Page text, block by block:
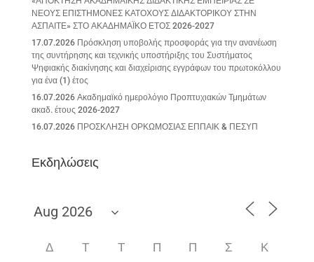
ΝΕΟΥΣ ΕΠΙΣΤΗΜΟΝΕΣ ΚΑΤΟΧΟΥΣ ΔΙΔΑΚΤΟΡΙΚΟΥ ΣΤΗΝ
ΑΣΠΑΙΤΕ» ΣΤΟ ΑΚΑΔΗΜΑΪΚΟ ΕΤΟΣ 2026-2027
17.07.2026 Πρόσκληση υποβολής προσφοράς για την ανανέωση
της συντήρησης και τεχνικής υποστήριξης του Συστήματος
Ψηφιακής διακίνησης και διαχείρισης εγγράφων του πρωτοκόλλου
για ένα (1) έτος
16.07.2026 Ακαδημαϊκό ημερολόγιο Προπτυχιακών Τμημάτων
ακαδ. έτους 2026-2027
16.07.2026 ΠΡΟΣΚΛΗΣΗ ΟΡΚΩΜΟΣΙΑΣ ΕΠΠΑΙΚ & ΠΕΣΥΠ
Εκδηλώσεις
Δ Τ Τ Π Π Σ Κ